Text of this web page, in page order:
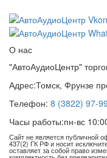
О нас
"АвтоАудиоЦентр"
Адрес:Томск, Фрунзе
Телефон: 8 (3822) 97-
Часы работы:пн-вс
Сайт не является публичной
437(2) ГК РФ и носит
оставляет за собой право